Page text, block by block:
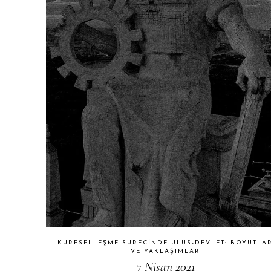
KÜRESELLEŞME SÜRECINDE ULUS-DEVLET:
VE YAKLAŞIMLAR
7 Nisan 2021